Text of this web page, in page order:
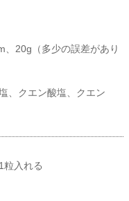
20g（多少の誤差があり
、クエン酸塩、クエン
粒入れる